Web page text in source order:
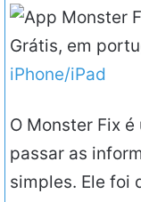
Grátis, em
iPhone/iPad
O Monster Fix
passar as
simples. Ele foi